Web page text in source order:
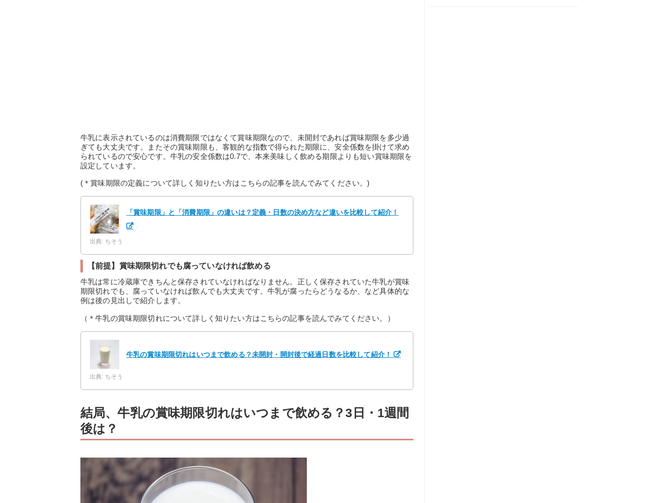
牛乳に表示されているのは消費期限ではなくて賞味期限なので、未開封であれば賞味期限を多少過
ぎても大丈夫です。またその賞味期限も、客観的な指数で得られた期限に、安全係数を掛けて求め
られているので安心です。牛乳の安全係数は0.7で、本来美味しく飲める期限よりも短い賞味期限を
設定しています。
(＊賞味期限の定義について詳しく知りたい方はこちらの記事を読んでみてください。)
「賞味期限」と「消費期限」の違いは？定義・日数の決め方など違いを比較して紹介！
出典: ちそう
【前提】賞味期限切れでも腐っていなければ飲める
牛乳は常に冷蔵庫できちんと保存されていなければなりません。正しく保存されていた牛乳が賞味
期限切れでも、腐っていなければ飲んでも大丈夫です。牛乳が腐ったらどうなるか、など具体的な
例は後の見出しで紹介します。
（＊牛乳の賞味期限切れについて詳しく知りたい方はこちらの記事を読んでみてください。）
牛乳の賞味期限切れはいつまで飲める？未開封・開封後で経過日数を比較して紹介！
出典: ちそう
結局、牛乳の賞味期限切れはいつまで飲める？3日・1週間
後は？